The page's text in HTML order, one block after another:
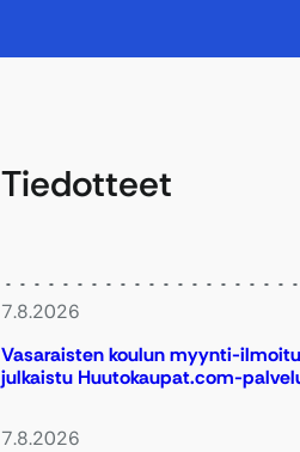
Tiedotteet
7.8.2026
Vasaraisten koulun myynti-
julkaistu Huutokaupat.com-
7.8.2026